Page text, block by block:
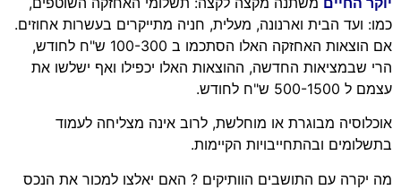
כמו: ועד הבית וארנונה, מעלית, חניה מתייקרים בעשרות אחוזים.
אם הוצאות האחזקה האלו הסתכמו ב 100-300 ש"ח לחודש,
הרי שבמציאות החדשה, ההוצאות האלו יכפילו ואף ישלשו את
עצמם ל 500-1500 ש"ח לחודש.
אוכלוסיה מבוגרת או מוחלשת, לרוב אינה מצליחה לעמוד
בתשלומים ובהתחייבויות הקיימות.
מה יקרה עם התושבים הוותיקים ? האם יאלצו למכור את הנכס